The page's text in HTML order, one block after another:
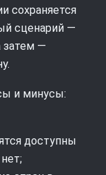
сохраняется
сценарий —
затем —
и минусы:
доступны